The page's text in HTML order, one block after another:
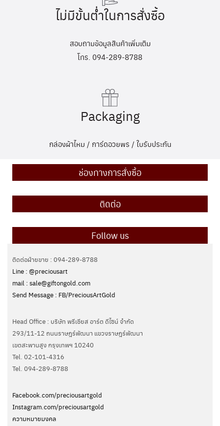
ไม่มีขั้นต่ำในการสั่งซื้อ
สอบถามข้อมูลสินค้าเพิ่มเติม
โทร. 094-289-8788
Packaging
กล่องผ้าไหม / การ์ดอวยพร / ใบรับประกัน
ช่องทางการสั่งซื้อ
ติดต่อ
Follow us
ติดต่อฝ่ายขาย : 094-289-8788
Line : @preciousart
mail : sale@giftongold.com
Send Message : FB/PreciousArtGold
Head Office : บริษัท พรีเชียส อาร์ต ดีไซน์ จำกัด
293/11-12 ถนนราษฎร์พัฒนา แขวงราษฎร์พัฒนา
เขตสะพานสูง กรุงเทพฯ 10240
Tel. 02-101-4316
Tel. ‭094-289-8788‬
Facebook.com/preciousartgold
Instagram.com/preciousartgold
ความหมายมงคล